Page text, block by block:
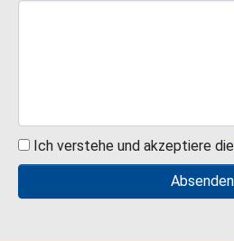
Ich verstehe und akzeptiere die